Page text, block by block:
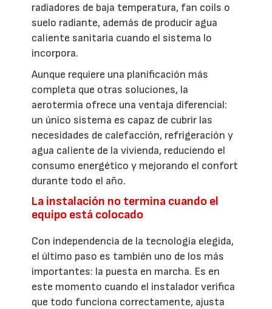
radiadores de baja temperatura, fan coils o
suelo radiante, además de producir agua
caliente sanitaria cuando el sistema lo
incorpora.
Aunque requiere una planificación más
completa que otras soluciones, la
aerotermia ofrece una ventaja diferencial:
un único sistema es capaz de cubrir las
necesidades de calefacción, refrigeración y
agua caliente de la vivienda, reduciendo el
consumo energético y mejorando el confort
durante todo el año.
La instalación no termina cuando el
equipo está colocado
Con independencia de la tecnología elegida,
el último paso es también uno de los más
importantes: la puesta en marcha. Es en
este momento cuando el instalador verifica
que todo funciona correctamente, ajusta